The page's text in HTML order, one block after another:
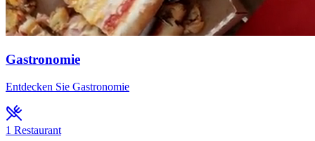
Gastronomie
Entdecken Sie Gastronomie
1 Restaurant